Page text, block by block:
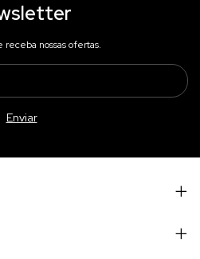
receba nossas ofertas.